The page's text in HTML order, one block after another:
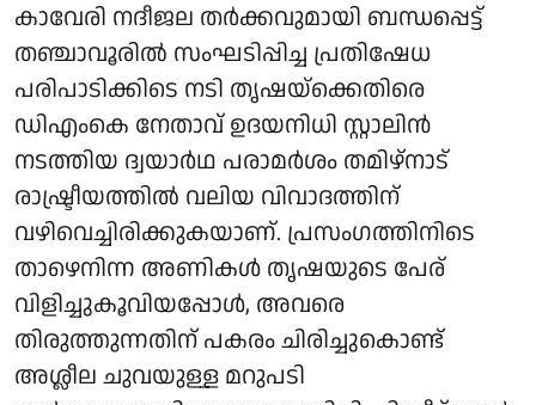
കാവേരി നദീജല തർക്കവുമായി ബന്ധപ്പെട്ട്
തഞ്ചാവൂരിൽ സംഘടിപ്പിച്ച പ്രതിഷേധ
പരിപാടിക്കിടെ നടി തൃഷയ്‌ക്കെതിരെ
ഡിഎംകെ നേതാവ് ഉദയനിധി സ്റ്റാലിൻ
നടത്തിയ ദ്വയാർഥ പരാമർശം തമിഴ്‌നാട്
രാഷ്ട്രീയത്തിൽ വലിയ വിവാദത്തിന്
വഴിവെച്ചിരിക്കുകയാണ്. പ്രസംഗത്തിനിടെ
താഴെനിന്ന അണികൾ തൃഷയുടെ പേര്
വിളിച്ചുകൂവിയപ്പോൾ, അവരെ
തിരുത്തുന്നതിന് പകരം ചിരിച്ചുകൊണ്ട്
അശ്ലീല ചുവയുള്ള മറുപടി